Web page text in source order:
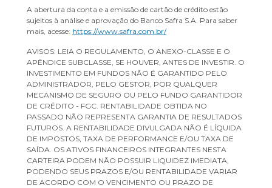
A abertura da conta e a emissão de cartão de crédito estão
sujeitos à análise e aprovação do Banco Safra S.A. Para saber
mais, acesse: https://www.safra.com.br/
AVISOS: LEIA O REGULAMENTO, O ANEXO-CLASSE E O
APÊNDICE SUBCLASSE, SE HOUVER, ANTES DE INVESTIR. O
INVESTIMENTO EM FUNDOS NÃO É GARANTIDO PELO
ADMINISTRADOR, PELO GESTOR, POR QUALQUER
MECANISMO DE SEGURO OU PELO FUNDO GARANTIDOR
DE CRÉDITO - FGC. RENTABILIDADE OBTIDA NO
PASSADO NÃO REPRESENTA GARANTIA DE RESULTADOS
FUTUROS. A RENTABILIDADE DIVULGADA NÃO É LÍQUIDA
DE IMPOSTOS, TAXA DE PERFORMANCE E/OU TAXA DE
SAÍDA. OS ATIVOS FINANCEIROS INTEGRANTES NESTA
CARTEIRA PODEM NÃO POSSUIR LIQUIDEZ IMEDIATA,
PODENDO SEUS PRAZOS E/OU RENTABILIDADE VARIAR
DE ACORDO COM O VENCIMENTO OU PRAZO DE